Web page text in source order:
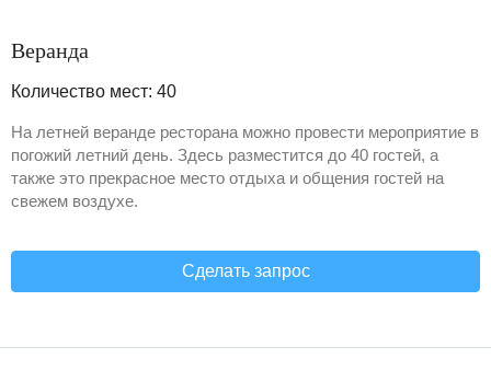
Веранда
Количество мест: 40
На летней веранде ресторана можно провести мероприятие в
погожий летний день. Здесь разместится до 40 гостей, а
также это прекрасное место отдыха и общения гостей на
свежем воздухе.
Сделать запрос